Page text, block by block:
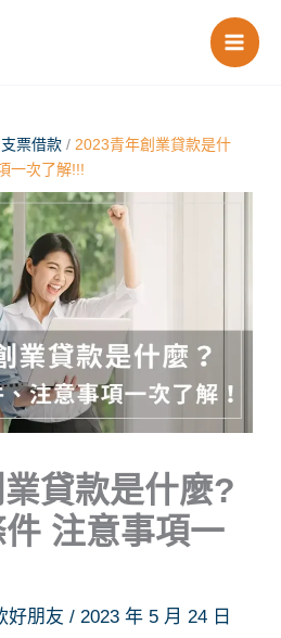
支票借款 / 2023青年創業貸款是什
一次了解!!!
貸款是什麼?
件 注意事項一
好朋友/2023 年 5 月 24 日